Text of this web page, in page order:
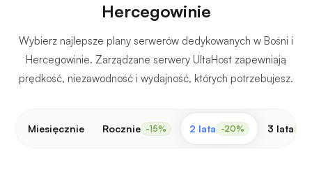
Hercegowinie
Wybierz najlepsze plany serwerów dedykowanych w Bośni i
Hercegowinie. Zarządzane serwery UltaHost zapewniają
prędkość, niezawodność i wydajność, których potrzebujesz.
Miesięcznie Rocznie -15% 2 lata -20% 3 lata